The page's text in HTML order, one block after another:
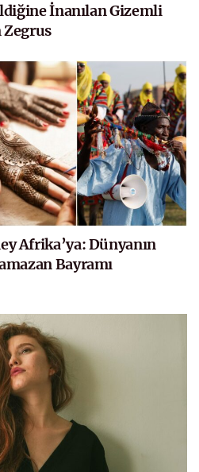
İnanılan Gizemli
Zegrus
Afrika’ya: Dünyanın
Bayramı